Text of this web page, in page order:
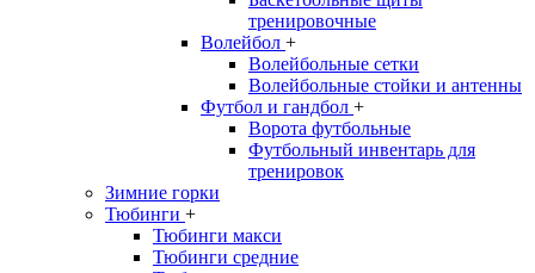
тренировочные
Волейбол +
Волейбольные сетки
Волейбольные стойки и антенны
Футбол и гандбол +
Ворота футбольные
Футбольный инвентарь для
тренировок
Зимние горки
Тюбинги +
Тюбинги макси
Тюбинги средние